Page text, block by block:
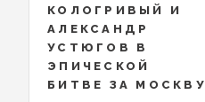
КОЛОГРИВЫЙ И
АЛЕКСАНДР
УСТЮГОВ В
ЭПИЧЕСКОЙ
БИТВЕ ЗА МОСКВУ